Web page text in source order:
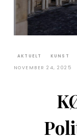
AKTUELT KUNST
NOVEMBER 24, 2025